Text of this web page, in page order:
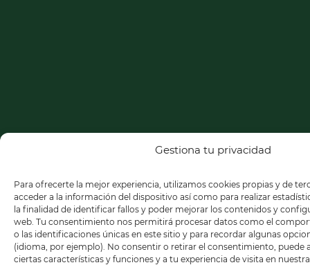
Gestiona tu privacidad
Para ofrecerte la mejor experiencia, utilizamos cookies propias y de
acceder a la información del dispositivo así como para realizar
la finalidad de identificar fallos y poder mejorar los contenidos y
web. Tu consentimiento nos permitirá procesar datos como el
o las identificaciones únicas en este sitio y para recordar algunas
(idioma, por ejemplo). No consentir o retirar el consentimiento, puede
ciertas características y funciones y a tu experiencia de visita en